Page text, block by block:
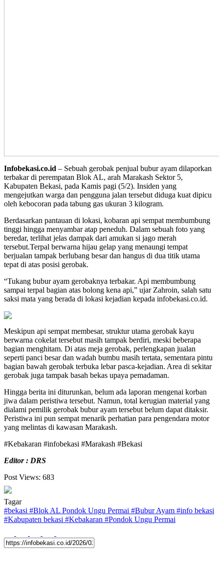
Infobekasi.co.id – Sebuah gerobak penjual bubur ayam dilaporkan
terbakar di perempatan Blok AL, arah Marakash Sektor 5,
Kabupaten Bekasi, pada Kamis pagi (5/2). Insiden yang
mengejutkan warga dan pengguna jalan tersebut diduga kuat dipicu
oleh kebocoran pada tabung gas ukuran 3 kilogram.
Berdasarkan pantauan di lokasi, kobaran api sempat membumbung
tinggi hingga menyambar atap peneduh. Dalam sebuah foto yang
beredar, terlihat jelas dampak dari amukan si jago merah
tersebut.Terpal berwarna hijau gelap yang menaungi tempat
berjualan tampak berlubang besar dan hangus di dua titik utama
tepat di atas posisi gerobak.
“Tukang bubur ayam gerobaknya terbakar. Api membumbung
sampai terpal bagian atas bolong kena api,” ujar Zahroin, salah satu
saksi mata yang berada di lokasi kejadian kepada infobekasi.co.id.
Meskipun api sempat membesar, struktur utama gerobak kayu
berwarna cokelat tersebut masih tampak berdiri, meski beberapa
bagian menghitam. Di atas meja gerobak, perlengkapan jualan
seperti panci besar dan wadah bumbu masih tertata, sementara pintu
bagian bawah gerobak terbuka lebar pasca-kejadian. Area di sekitar
gerobak juga tampak basah bekas upaya pemadaman.
Hingga berita ini diturunkan, belum ada laporan mengenai korban
jiwa dalam peristiwa tersebut. Namun, total kerugian material yang
dialami pemilik gerobak bubur ayam tersebut belum dapat ditaksir.
Peristiwa ini pun sempat menarik perhatian para pengendara motor
yang melintas di kawasan Marakash.
#Kebakaran #infobekasi #Marakash #Bekasi
Editor : DRS
Post Views: 683
Tagar
#bekasi #Blok AL Pondok Ungu Permai #Bubur Ayam #info bekasi
#Kabupaten bekasi #Kebakaran #Pondok Ungu Permai